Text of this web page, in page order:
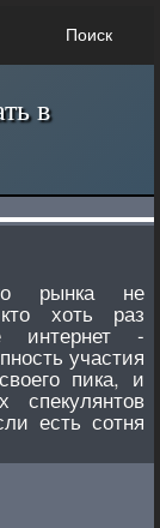
Поиск
в
рынка не
хоть раз
интернет -
участия
пика, и
спекулянтов
есть сотня